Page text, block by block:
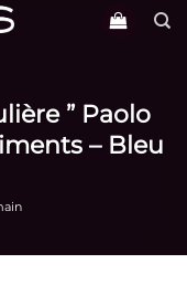
” Paolo
– Bleu